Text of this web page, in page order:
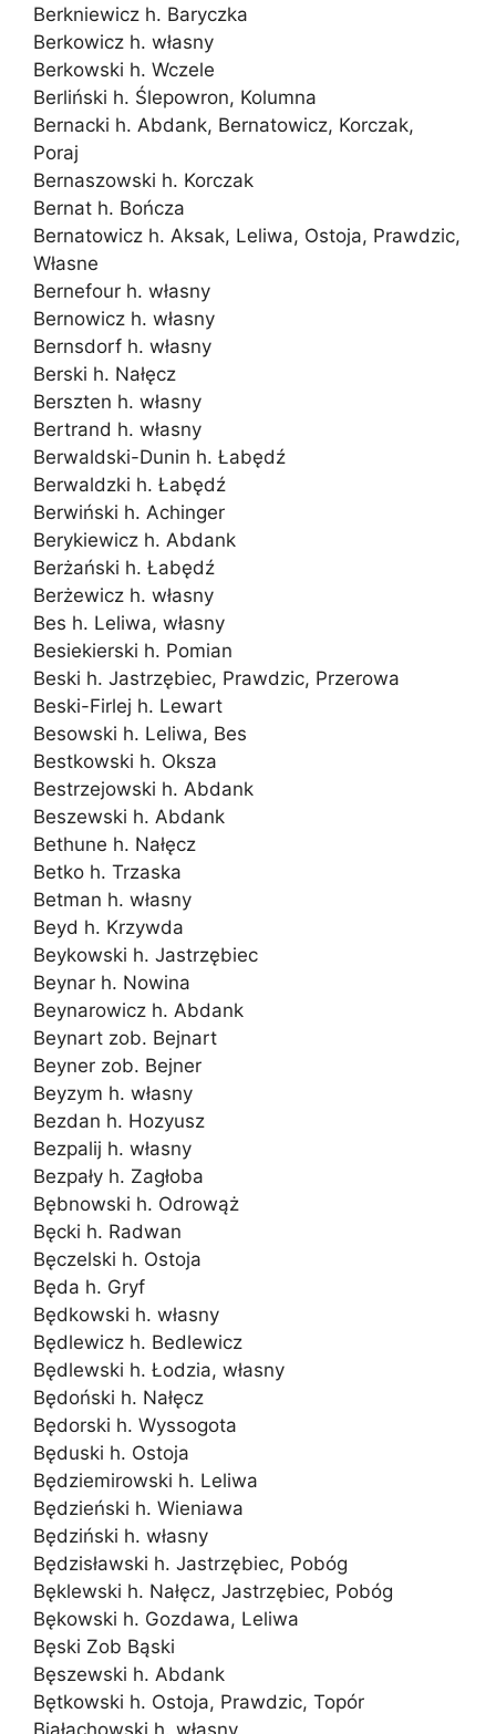
Berkniewicz h. Baryczka
Berkowicz h. własny
Berkowski h. Wczele
Berliński h. Ślepowron, Kolumna
Bernacki h. Abdank, Bernatowicz, Korczak,
Poraj
Bernaszowski h. Korczak
Bernat h. Bończa
Bernatowicz h. Aksak, Leliwa, Ostoja, Prawdzic,
Własne
Bernefour h. własny
Bernowicz h. własny
Bernsdorf h. własny
Berski h. Nałęcz
Berszten h. własny
Bertrand h. własny
Berwaldski-Dunin h. Łabędź
Berwaldzki h. Łabędź
Berwiński h. Achinger
Berykiewicz h. Abdank
Berżański h. Łabędź
Berżewicz h. własny
Bes h. Leliwa, własny
Besiekierski h. Pomian
Beski h. Jastrzębiec, Prawdzic, Przerowa
Beski-Firlej h. Lewart
Besowski h. Leliwa, Bes
Bestkowski h. Oksza
Bestrzejowski h. Abdank
Beszewski h. Abdank
Bethune h. Nałęcz
Betko h. Trzaska
Betman h. własny
Beyd h. Krzywda
Beykowski h. Jastrzębiec
Beynar h. Nowina
Beynarowicz h. Abdank
Beynart zob. Bejnart
Beyner zob. Bejner
Beyzym h. własny
Bezdan h. Hozyusz
Bezpalij h. własny
Bezpały h. Zagłoba
Bębnowski h. Odrowąż
Bęcki h. Radwan
Bęczelski h. Ostoja
Będa h. Gryf
Będkowski h. własny
Będlewicz h. Bedlewicz
Będlewski h. Łodzia, własny
Będoński h. Nałęcz
Będorski h. Wyssogota
Będuski h. Ostoja
Będziemirowski h. Leliwa
Będzieński h. Wieniawa
Będziński h. własny
Będzisławski h. Jastrzębiec, Pobóg
Bęklewski h. Nałęcz, Jastrzębiec, Pobóg
Bękowski h. Gozdawa, Leliwa
Bęski Zob Bąski
Bęszewski h. Abdank
Bętkowski h. Ostoja, Prawdzic, Topór
Białachowski h. własny